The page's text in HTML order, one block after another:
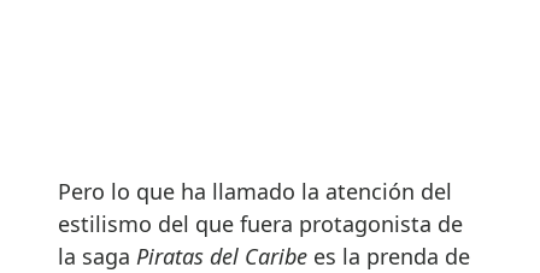
Pero lo que ha llamado la atención del
estilismo del que fuera protagonista de
la saga Piratas del Caribe es la prenda de